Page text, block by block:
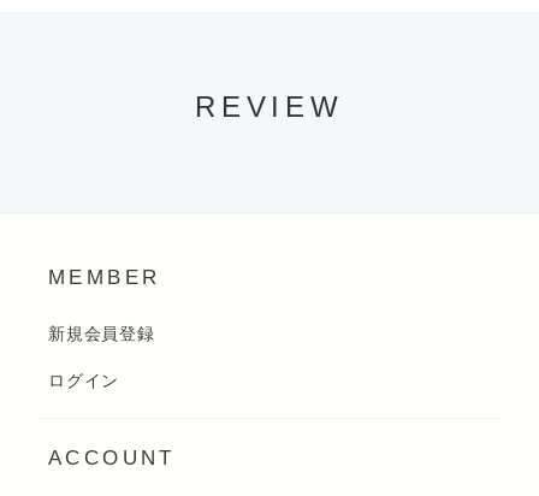
REVIEW
MEMBER
新規会員登録
ログイン
ACCOUNT